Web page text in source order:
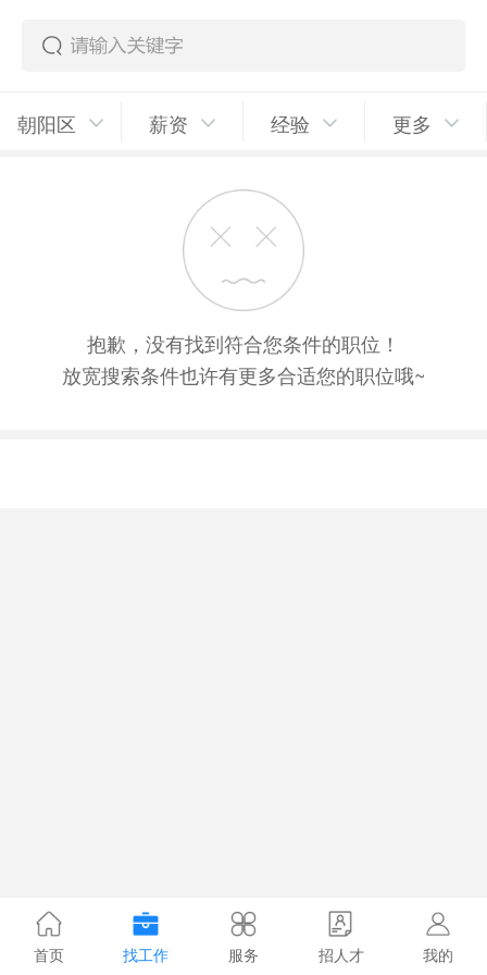
朝阳区 薪资 经验 更多
抱歉，没有找到符合您条件的职位！
放宽搜索条件也许有更多合适您的职位哦~
首页 找工作 服务 招人才 我的